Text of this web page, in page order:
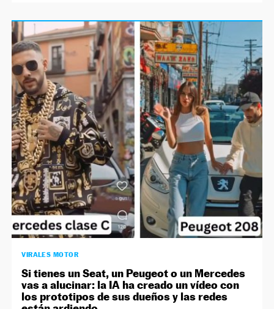
VIRALES MOTOR
Si tienes un Seat, un Peugeot o un Mercedes
vas a alucinar: la IA ha creado un vídeo con
los prototipos de sus dueños y las redes